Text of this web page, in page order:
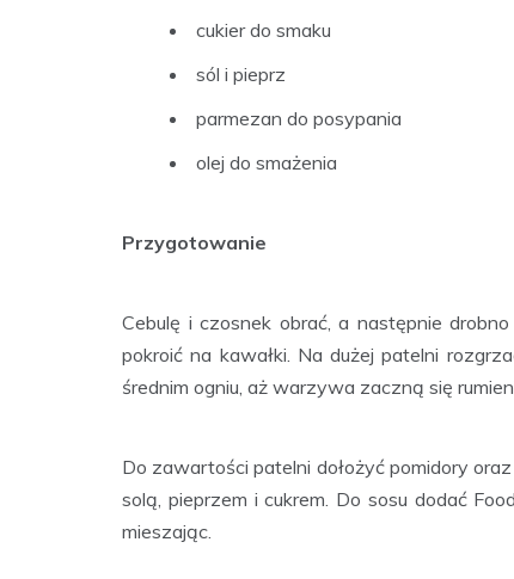
cukier do smaku
sól i pieprz
parmezan do posypania
olej do smażenia
Przygotowanie
Cebulę i czosnek obrać, a następnie
pokroić na kawałki. Na dużej patelni
średnim ogniu, aż warzywa zaczną się
Do zawartości patelni dołożyć pomidory
solą, pieprzem i cukrem. Do sosu dodać
mieszając.